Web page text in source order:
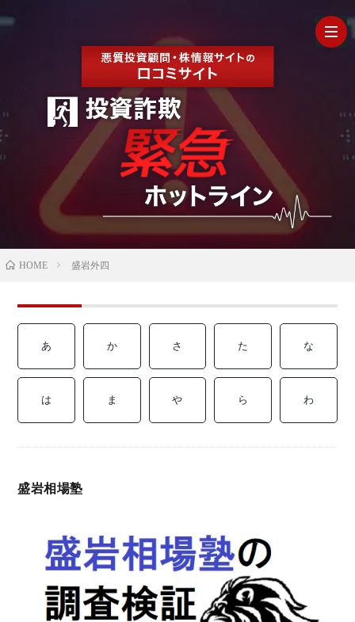
【
当に
げる
済
み
用
語
コラ
HOME 盛岩外四
あ か さ た な
は ま や ら わ
盛岩相場塾